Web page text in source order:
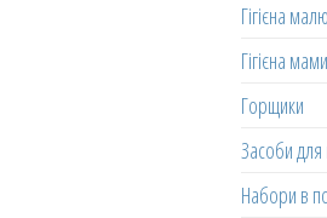
Гігієна
Гігієна мами
Горщики
Засоби
Набори в